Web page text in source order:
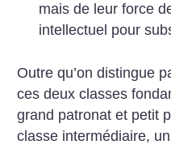
mais de leur force
intellectuel pour
Outre qu’on distingue
ces deux classes
grand patronat et petit
classe intermédiaire,